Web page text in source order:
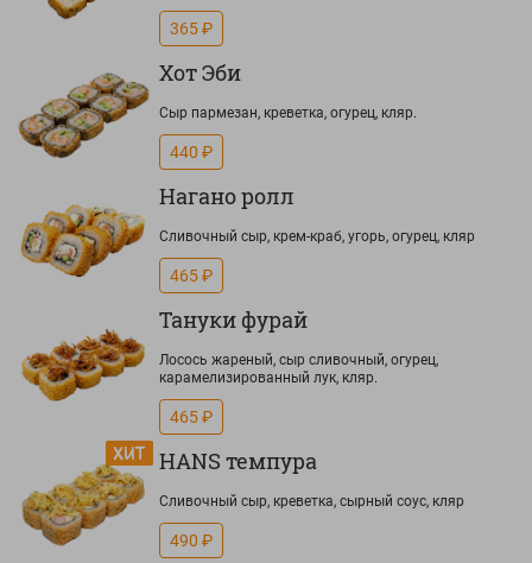
365 ₽
Хот Эби
Сыр пармезан, креветка, огурец, кляр.
440 ₽
Нагано ролл
Сливочный сыр, крем-краб, угорь, огурец, кляр
465 ₽
Тануки фурай
Лосось жареный, сыр сливочный, огурец,
карамелизированный лук, кляр.
465 ₽
HANS темпура
Сливочный сыр, креветка, сырный соус, кляр
490 ₽